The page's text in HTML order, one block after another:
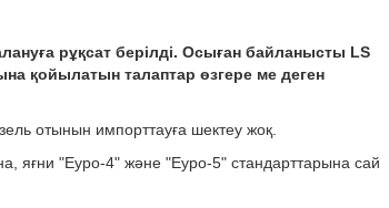
рұқсат берілді. Осыған байланысты LS
қойылатын талаптар өзгере ме деген
отынын импорттауға шектеу жоқ.
яғни "Еуро-4" және "Еуро-5" стандарттарына сай